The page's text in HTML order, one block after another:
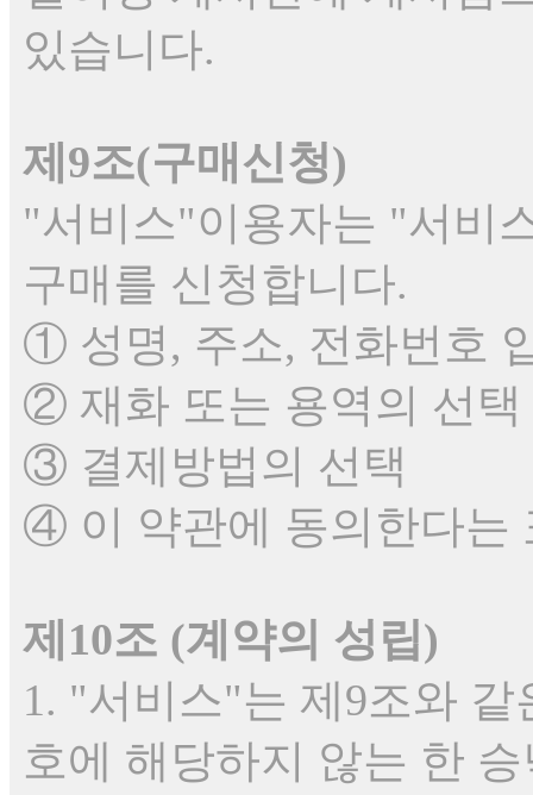
있습니다.
제9조(구매신청)
"서비스"이용자는 "서비
구매를 신청합니다.
① 성명, 주소, 전화번호
② 재화 또는 용역의 선택
③ 결제방법의 선택
④ 이 약관에 동의한다는
제10조 (계약의 성립)
1. "서비스"는 제9조와
호에 해당하지 않는 한